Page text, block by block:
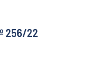
256/22